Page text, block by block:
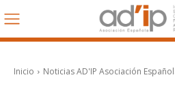
Inicio Noticias AD'IP Asociación